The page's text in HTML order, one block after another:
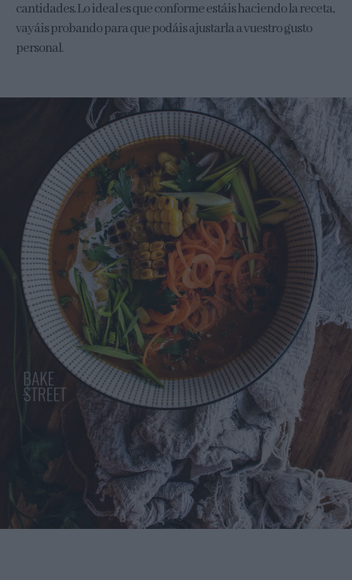
cantidades. Lo ideal es que conforme estáis haciendo la receta,
vayáis probando para que podáis ajustarla a vuestro gusto
personal.